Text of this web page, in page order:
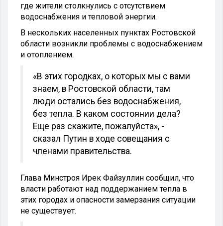
где жители столкнулись с отсутствием
водоснабжения и тепловой энергии.
В нескольких населенных пунктах Ростовской
области возникли проблемы с водоснабжением
и отоплением.
«В этих городках, о которых мы с вами
знаем, в Ростовской области, там
люди остались без водоснабжения,
без тепла. В каком состоянии дела?
Еще раз скажите, пожалуйста», -
сказал Путин в ходе совещания с
членами правительства.
Глава Минстроя Ирек Файзуллин сообщил, что
власти работают над поддержанием тепла в
этих городах и опасности замерзания ситуации
не существует.